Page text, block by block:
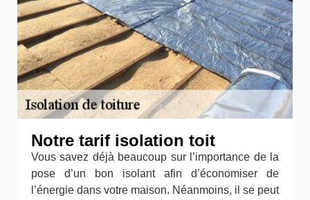
Notre tarif isolation toit
Vous savez déjà beaucoup sur l’importance de la
pose d’un bon isolant afin d’économiser de
l’énergie dans votre maison. Néanmoins, il se peut